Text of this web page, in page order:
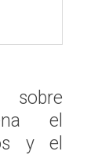
sobre
el
y el